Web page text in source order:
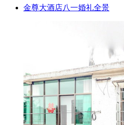
金尊大酒店八一婚礼全景